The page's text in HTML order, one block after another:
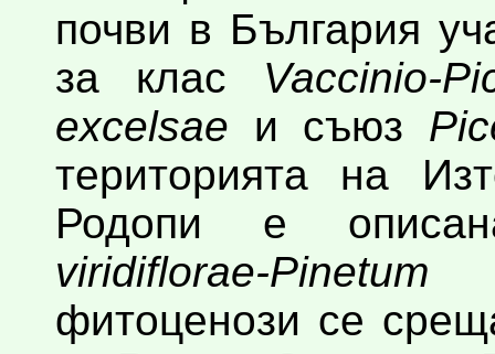
почви в България
за клас Vaccinio-
excelsae и съюз
територията на
Родопи е
viridiflorae-
фитоценози се